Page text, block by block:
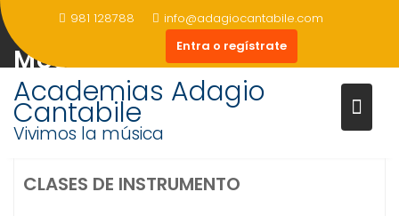
Saltar
al
contenido
981 128788
info@adagiocantabile.com
Entra o regístrate
Academias Adagio
Cantabile
Vivimos la música
INSTRUMENTO Y LENGUAJE
MUSICAL
CLASES DE INSTRUMENTO